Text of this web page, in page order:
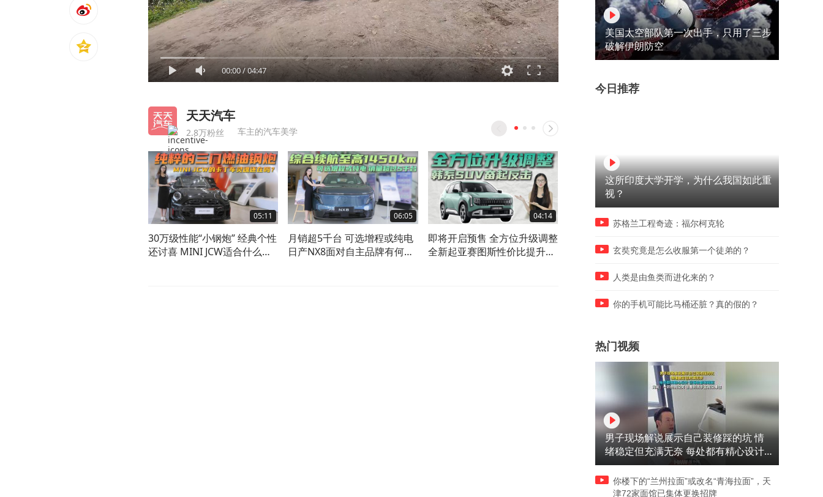
00:00/04:47
天天汽车
2.8万粉丝 车主的汽车美学
05:11
30万级性能“小钢炮” 经典个性
还讨喜 MINI JCW适合什么人
06:05
月销超5千台 可选增程或纯电
日产NX8面对自主品牌有何优
04:14
即将开启预售 全方位升级调整
全新起亚赛图斯性价比提升
级车 日产天籁舒适与智能化在
全新宝马iX3抢先体验
美国太空部队第一次出手，只用了三步
破解伊朗防空
今日推荐
这所印度大学开学，为什么我国如此重
视？
苏格兰工程奇迹：福尔柯克轮
玄奘究竟是怎么收服第一个徒弟的？
人类是由鱼类而进化来的？
你的手机可能比马桶还脏？真的假的？
热门视频
男子现场解说展示自己装修踩的坑 情
绪稳定但充满无奈 每处都有精心设计
但每处都有瑕疵 网友：一开始我没笑
但看到洗手盆我没绷住
你楼下的“兰州拉面”或改名“青海拉面”，天
津72家面馆已集体更换招牌